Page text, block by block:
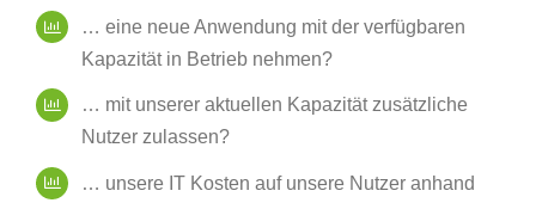
… eine neue Anwendung mit der verfügbaren
Kapazität in Betrieb nehmen?
… mit unserer aktuellen Kapazität zusätzliche
Nutzer zulassen?
… unsere IT Kosten auf unsere Nutzer anhand